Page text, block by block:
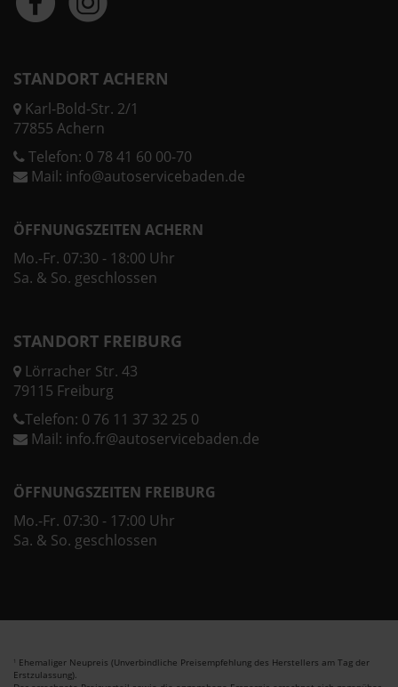
STANDORT ACHERN
Karl-Bold-Str. 2/1
77855 Achern
Telefon: 0 78 41 60 00-70
Mail: info@autoservicebaden.de
ÖFFNUNGSZEITEN ACHERN
Mo.-Fr. 07:30 - 18:00 Uhr
Sa. & So. geschlossen
STANDORT FREIBURG
Lörracher Str. 43
79115 Freiburg
Telefon: 0 76 11 37 32 25 0
Mail: info.fr@autoservicebaden.de
ÖFFNUNGSZEITEN FREIBURG
Mo.-Fr. 07:30 - 17:00 Uhr
Sa. & So. geschlossen
1 Ehemaliger Neupreis (Unverbindliche Preisempfehlung des Herstellers am Tag der
Erstzulassung).